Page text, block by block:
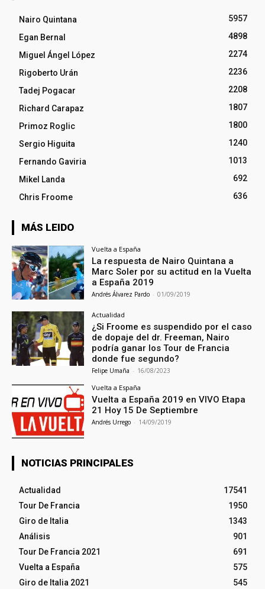
Nairo Quintana
5957
Egan Bernal
4898
Miguel Ángel López
2274
Rigoberto Urán
2236
Tadej Pogacar
2208
Richard Carapaz
1807
Primoz Roglic
1800
Sergio Higuita
1240
Fernando Gaviria
1013
Mikel Landa
692
Chris Froome
636
MÁS LEIDO
Vuelta a España
La respuesta de Nairo Quintana a
Marc Soler por su actitud en la Vuelta
a España 2019
Andrés Álvarez Pardo - 01/09/2019
Actualidad
¿Si Froome es suspendido por el caso
de dopaje del dr. Freeman, Nairo
podría ganar los Tour de Francia
donde fue segundo?
Felipe Umaña - 16/08/2023
Vuelta a España
Vuelta a España 2019 en VIVO Etapa
21 Hoy 15 De Septiembre
Andrés Urrego - 14/09/2019
NOTICIAS PRINCIPALES
Actualidad
17541
Tour De Francia
1950
Giro de Italia
1343
Análisis
901
Tour De Francia 2021
691
Vuelta a España
575
Giro de Italia 2021
545